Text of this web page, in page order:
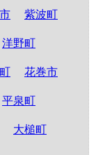
紫波町
洋野町
花巻市
平泉町
大槌町